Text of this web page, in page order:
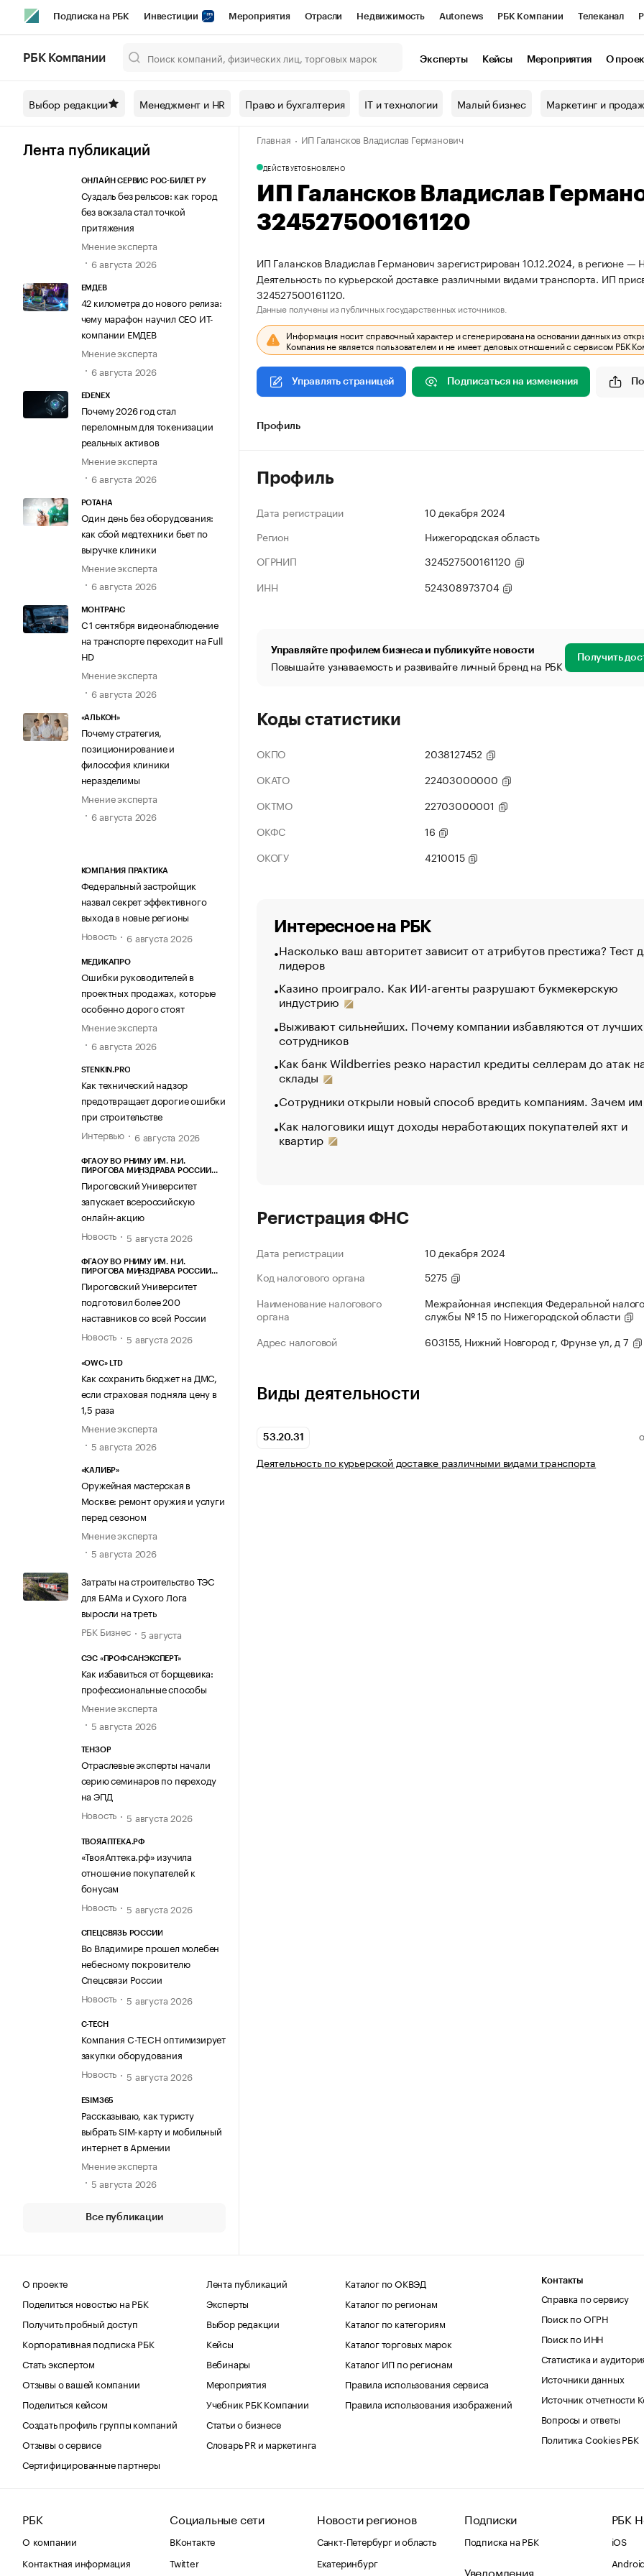
Подписка на РБК Инвестиции Мероприятия Отрасли Недвижимость Autonews РБК Компании Телеканал
Спецпроекты СПб Конференции СПб Спецпроекты Проверка контрагентов
Технологии и медиа Рынок наличной валюты
РБК Компании Эксперты Кейсы Мероприятия О
Выбор редакции Менеджмент и HR Право и бухгалтерия IT и технологии Малый бизнес Маркетинг и
Лента публикаций
ОНЛАЙН СЕРВИС РОС-БИЛЕТ РУ
Суздаль без рельсов: как город
без вокзала стал точкой
притяжения
Мнение эксперта
6 августа 2026
ЕМДЕВ
42 километра до нового релиза:
чему марафон научил СЕО ИТ-
компании ЕМДЕВ
Мнение эксперта
6 августа 2026
EDENEX
Почему 2026 год стал
переломным для токенизации
реальных активов
Мнение эксперта
6 августа 2026
РОТАНА
Один день без оборудования:
как сбой медтехники бьет по
выручке клиники
Мнение эксперта
6 августа 2026
МОНТРАНС
С 1 сентября видеонаблюдение
на транспорте переходит на Full
HD
Мнение эксперта
6 августа 2026
«АЛЬКОН»
Почему стратегия,
позиционирование и
философия клиники
неразделимы
Мнение эксперта
6 августа 2026
КОМПАНИЯ ПРАКТИКА
Федеральный застройщик
назвал секрет эффективного
выхода в новые регионы
Новость
6 августа 2026
МЕДИКАПРО
Ошибки руководителей в
проектных продажах, которые
особенно дорого стоят
Мнение эксперта
6 августа 2026
STENKIN.PRO
Как технический надзор
предотвращает дорогие ошибки
при строительстве
Интервью
6 августа 2026
ФГАОУ ВО РНИМУ ИМ. Н.И.
ПИРОГОВА МИНЗДРАВА РОССИИ
Пироговский Университет
запускает всероссийскую
онлайн-акцию
Новость
5 августа 2026
ФГАОУ ВО РНИМУ ИМ. Н.И.
ПИРОГОВА МИНЗДРАВА РОССИИ
Пироговский Университет
подготовил более 200
наставников со всей России
Новость
5 августа 2026
«OWC» LTD
Как сохранить бюджет на ДМС,
если страховая подняла цену в
1,5 раза
Мнение эксперта
5 августа 2026
«КАЛИБР»
Оружейная мастерская в
Москве: ремонт оружия и услуги
перед сезоном
Мнение эксперта
5 августа 2026
Затраты на строительство ТЭС
для БАМа и Сухого Лога
выросли на треть
РБК Бизнес
5 августа
СЭС «ПРОФСАНЭКСПЕРТ»
Как избавиться от борщевика:
профессиональные способы
Мнение эксперта
5 августа 2026
ТЕНЗОР
Отраслевые эксперты начали
серию семинаров по переходу
на ЭПД
Новость
5 августа 2026
ТВОЯАПТЕКА.РФ
«ТвояАптека.рф» изучила
отношение покупателей к
бонусам
Новость
5 августа 2026
СПЕЦСВЯЗЬ РОССИИ
Во Владимире прошел молебен
небесному покровителю
Спецсвязи России
Новость
5 августа 2026
C-TECH
Компания C-TECH оптимизирует
закупки оборудования
Новость
5 августа 2026
ESIM365
Рассказываю, как туристу
выбрать SIM-карту и мобильный
интернет в Армении
Мнение эксперта
5 августа 2026
Все публикации
Главная ИП Галансков Владислав Германович
ДЕЙСТВУЕТОБНОВЛЕНО
ИП Галансков Владислав
324527500161120
ИП Галансков Владислав Германович зарегистрирован 10.12.2024, в регионе —
Деятельность по курьерской доставке различными видами транспорта. ИП
324527500161120.
Данные получены из публичных государственных источников.
Информация носит справочный характер и сгенерирована на основании данных из
Компания не является пользователем и не имеет деловых отношений с сервисом РБК
Управлять страницей Подписаться на изменения
Профиль
Профиль
Дата регистрации
10 декабря 2024
Регион
Нижегородская область
ОГРНИП
324527500161120
ИНН
524308973704
Управляйте профилем бизнеса и публикуйте новости
Повышайте узнаваемость и развивайте личный бренд на РБК Получить
Коды статистики
ОКПО
2038127452
ОКАТО
22403000000
ОКТМО
22703000001
ОКФС
16
ОКОГУ
4210015
Интересное на РБК
Насколько ваш авторитет зависит от атрибутов престижа? Тест
лидеров
Казино проиграло. Как ИИ-агенты разрушают букмекерскую
индустрию
Выживают сильнейших. Почему компании избавляются от лучших
сотрудников
Как банк Wildberries резко нарастил кредиты селлерам до атак
склады
Сотрудники открыли новый способ вредить компаниям. Зачем
Как налоговики ищут доходы неработающих покупателей яхт и
квартир
Регистрация ФНС
Дата регистрации
10 декабря 2024
Код налогового органа
5275
Наименование налогового
органа
Межрайонная инспекция Федеральной
службы № 15 по Нижегородской области
Адрес налоговой
603155, Нижний Новгород г, Фрунзе ул, д 7
Виды деятельности
53.20.31
Деятельность по курьерской доставке различными видами транспорта
О проекте
Поделиться новостью на РБК
Получить пробный доступ
Корпоративная подписка РБК
Стать экспертом
Отзывы о вашей компании
Поделиться кейсом
Создать профиль группы компаний
Отзывы о сервисе
Сертифицированные партнеры
Лента публикаций
Эксперты
Выбор редакции
Кейсы
Вебинары
Мероприятия
Учебник РБК Компании
Статьи о бизнесе
Словарь PR и маркетинга
Каталог по ОКВЭД
Каталог по регионам
Каталог по категориям
Каталог торговых марок
Каталог ИП по регионам
Правила использования сервиса
Правила использования изображений
Контакты
Справка по сервису
Поиск по ОГРН
Поиск по ИНН
Статистика и
Источники данных
Источник отчетности
Вопросы и ответы
Политика Cookies РБК
РБК
О компании
Контактная информация
Социальные сети
ВКонтакте
Twitter
Новости регионов
Санкт-Петербург и область
Екатеринбург
Подписки
Подписка на РБК
Уведомления
РБК
iOS